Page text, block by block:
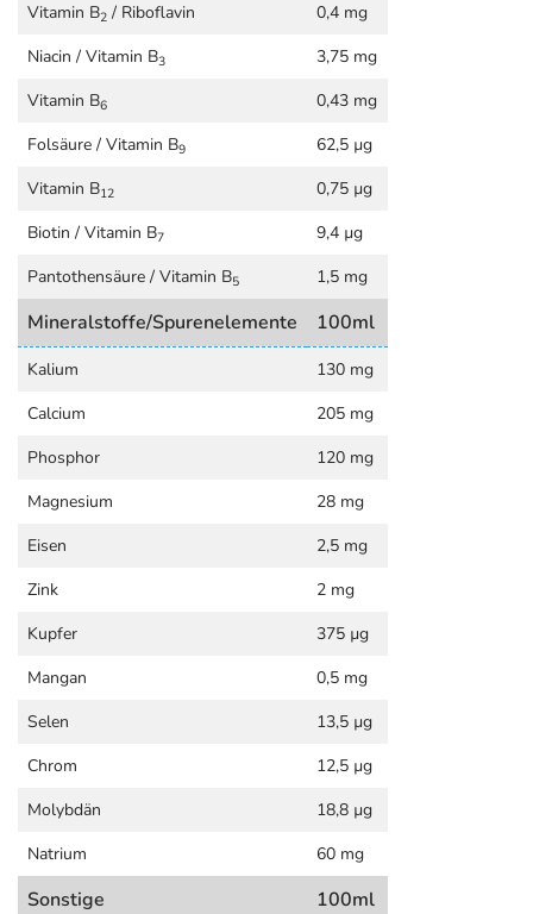
Vitamin B2 / Riboflavin
0,4 mg
Niacin / Vitamin B3
3,75 mg
Vitamin B6
0,43 mg
Folsäure / Vitamin B9
62,5 µg
Vitamin B12
0,75 µg
Biotin / Vitamin B7
9,4 µg
Pantothensäure / Vitamin B5 1,5 mg
Mineralstoffe/Spurenelemente 100ml
Kalium
130 mg
Calcium
205 mg
Phosphor
120 mg
Magnesium
28 mg
Eisen
2,5 mg
Zink
2 mg
Kupfer
375 µg
Mangan
0,5 mg
Selen
13,5 µg
Chrom
12,5 µg
Molybdän
18,8 µg
Natrium
60 mg
Sonstige 100ml